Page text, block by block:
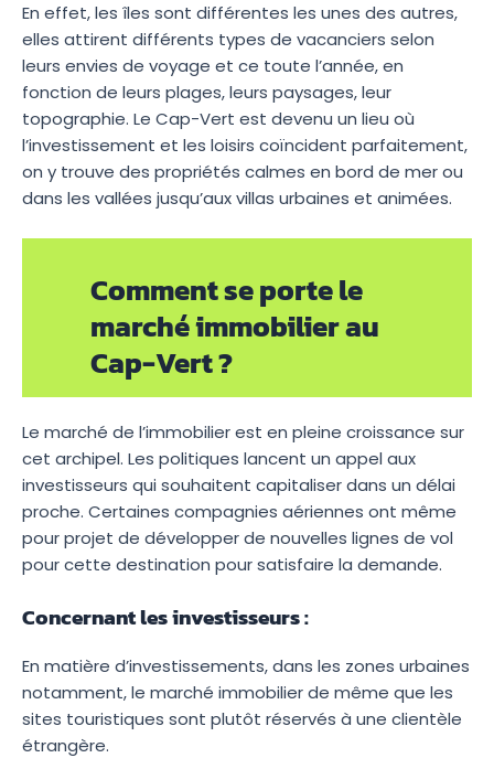
En effet, les îles sont différentes les unes des autres,
elles attirent différents types de vacanciers selon
leurs envies de voyage et ce toute l’année, en
fonction de leurs plages, leurs paysages, leur
topographie. Le Cap-Vert est devenu un lieu où
l’investissement et les loisirs coïncident parfaitement,
on y trouve des propriétés calmes en bord de mer ou
dans les vallées jusqu’aux villas urbaines et animées.
Comment se porte le
marché immobilier au
Cap-Vert ?
Le marché de l’immobilier est en pleine croissance sur
cet archipel. Les politiques lancent un appel aux
investisseurs qui souhaitent capitaliser dans un délai
proche. Certaines compagnies aériennes ont même
pour projet de développer de nouvelles lignes de vol
pour cette destination pour satisfaire la demande.
Concernant les investisseurs :
En matière d’investissements, dans les zones urbaines
notamment, le marché immobilier de même que les
sites touristiques sont plutôt réservés à une clientèle
étrangère.